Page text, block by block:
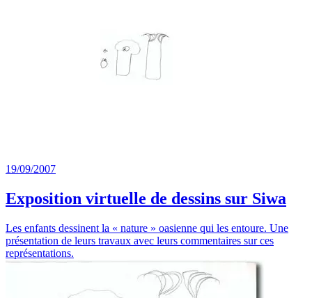
19/09/2007
Exposition virtuelle de dessins sur Siwa
Les enfants dessinent la « nature » oasienne qui les entoure. Une
présentation de leurs travaux avec leurs commentaires sur ces
représentations.